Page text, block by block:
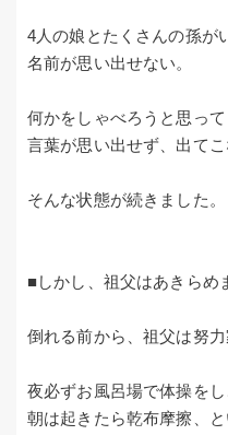
4人の娘とたくさんの孫が
名前が思い出せない。
何かをしゃべろうと思って
言葉が思い出せず、出てこ
そんな状態が続きました。
■しかし、祖父はあきらめ
倒れる前から、祖父は努力
夜必ずお風呂場で体操をし
朝は起きたら乾布摩擦、